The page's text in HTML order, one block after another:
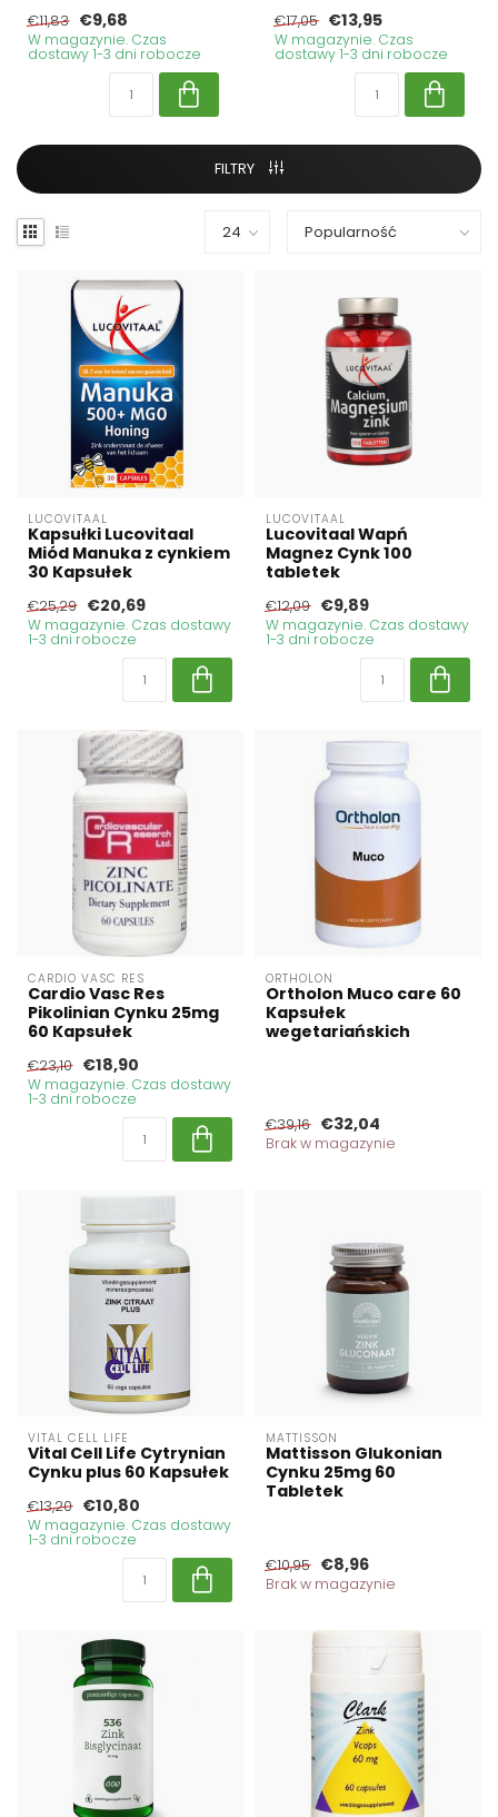
€11,83 €9,68
W magazynie. Czas
dostawy 1-3 dni robocze
€17,05 €13,95
W magazynie. Czas
dostawy 1-3 dni robocze
FILTRY
LUCOVITAAL
Kapsułki Lucovitaal
Miód Manuka z cynkiem
30 Kapsułek
€25,29 €20,69
W magazynie. Czas dostawy
1-3 dni robocze
LUCOVITAAL
Lucovitaal Wapń
Magnez Cynk 100
tabletek
€12,09 €9,89
W magazynie. Czas dostawy
1-3 dni robocze
CARDIO VASC RES
Cardio Vasc Res
Pikolinian Cynku 25mg
60 Kapsułek
€23,10 €18,90
W magazynie. Czas dostawy
1-3 dni robocze
ORTHOLON
Ortholon Muco care 60
Kapsułek
wegetariańskich
€39,16 €32,04
Brak w magazynie
VITAL CELL LIFE
Vital Cell Life Cytrynian
Cynku plus 60 Kapsułek
€13,20 €10,80
W magazynie. Czas dostawy
1-3 dni robocze
MATTISSON
Mattisson Glukonian
Cynku 25mg 60
Tabletek
€10,95 €8,96
Brak w magazynie